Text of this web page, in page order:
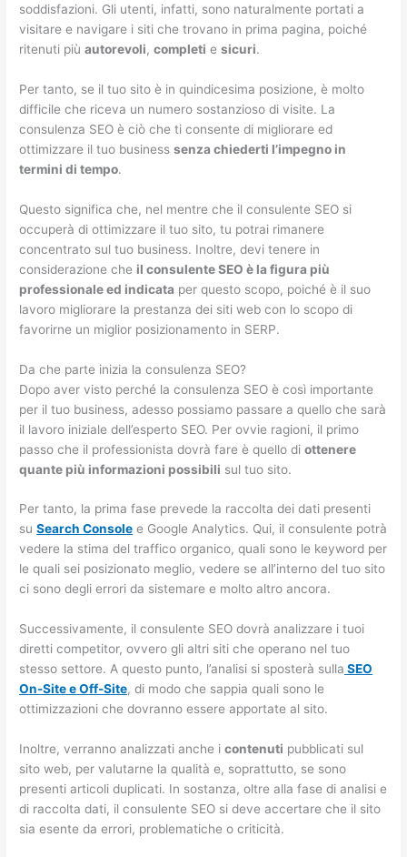
soddisfazioni. Gli utenti, infatti, sono naturalmente portati a
visitare e navigare i siti che trovano in prima pagina, poiché
ritenuti piùautorevoli,completi esicuri.
Per tanto, se il tuo sito è in quindicesima posizione, è molto
difficile che riceva un numero sostanzioso di visite. La
consulenza SEO è ciò che ti consente di migliorare ed
ottimizzare il tuo businesssenza chiederti l’impegno in
termini di tempo.
Questo significa che, nel mentre che il consulente SEO si
occuperà di ottimizzare il tuo sito, tu potrai rimanere
concentrato sul tuo business. Inoltre, devi tenere in
considerazione che il consulente SEO è la figura più
professionale ed indicata per questo scopo, poiché è il suo
lavoro migliorare la prestanza dei siti web con lo scopo di
favorirne un miglior posizionamento in SERP.
Da che parte inizia la consulenza SEO?
Dopo aver visto perché la consulenza SEO è così importante
per il tuo business, adesso possiamo passare a quello che sarà
il lavoro iniziale dell’esperto SEO. Per ovvie ragioni, il primo
passo che il professionista dovrà fare è quello diottenere
quante più informazioni possibili sul tuo sito.
Per tanto, la prima fase prevede la raccolta dei dati presenti
suSearch Console e Google Analytics. Qui, il consulente potrà
vedere la stima del traffico organico, quali sono le keyword per
le quali sei posizionato meglio, vedere se all’interno del tuo sito
ci sono degli errori da sistemare e molto altro ancora.
Successivamente, il consulente SEO dovrà analizzare i tuoi
diretti competitor, ovvero gli altri siti che operano nel tuo
stesso settore. A questo punto, l’analisi si sposterà sulla SEO
On-Site e Off-Site, di modo che sappia quali sono le
ottimizzazioni che dovranno essere apportate al sito.
Inoltre, verranno analizzati anche icontenuti pubblicati sul
sito web, per valutarne la qualità e, soprattutto, se sono
presenti articoli duplicati. In sostanza, oltre alla fase di analisi e
di raccolta dati, il consulente SEO si deve accertare che il sito
sia esente da errori, problematiche o criticità.